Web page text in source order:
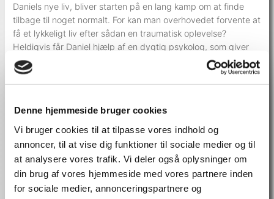
Denne hjemmeside bruger cookies
Vi bruger cookies til at tilpasse vores indhold og
annoncer, til at vise dig funktioner til sociale medier og til
at analysere vores trafik. Vi deler også oplysninger om
din brug af vores hjemmeside med vores partnere inden
for sociale medier, annonceringspartnere og
Daniels nye liv, bliver starten på en lang kamp om at finde
tilbage til noget normalt. For kan man overhovedet forvente at
få et lykkeligt liv efter sådan en traumatisk oplevelse?
Heldigvis får Daniel hjælp af en dygtig psykolog, som giver
Daniel konkrete værktøjer. Et af disse værktøjer handler om
ikke at flygte fra det, der er svært. Denne proces ender med
at sende Daniel over Atlanten – til Washington for at besøge
en grøn fangedragt og drikker Starbucks kaffe.
Kan han mon tilgive sin bøddel?
Mens vi venter
Siden 2016 har Daniel Rye fulgt med i livet hos den lille